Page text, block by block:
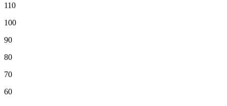
110
100
90
80
70
60